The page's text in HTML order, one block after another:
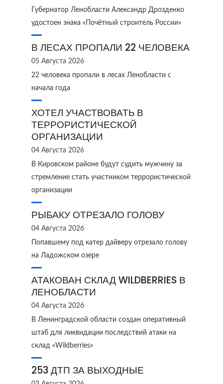
Губернатор Ленобласти Александр Дрозденко
удостоен знака «Почётный строитель России»
В ЛЕСАХ ПРОПАЛИ 22 ЧЕЛОВЕКА
05 Августа 2026
22 человека пропали в лесах Ленобласти с
начала года
ХОТЕЛ УЧАСТВОВАТЬ В
ТЕРРОРИСТИЧЕСКОЙ
ОРГАНИЗАЦИИ
04 Августа 2026
В Кировском районе будут судить мужчину за
стремление стать участником террористической
организации
РЫБАКУ ОТРЕЗАЛО ГОЛОВУ
04 Августа 2026
Попавшему под катер дайверу отрезало голову
на Ладожском озере
АТАКОВАН СКЛАД WILDBERRIES В
ЛЕНОБЛАСТИ
04 Августа 2026
В Ленинградской области создан оперативный
штаб для ликвидации последствий атаки на
склад «Wildberries»
253 ДТП ЗА ВЫХОДНЫЕ